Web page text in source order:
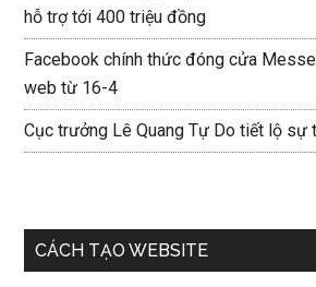
hỗ trợ tới 400 triệu đồng
Facebook chính thức đóng cửa
web từ 16-4
Cục trưởng Lê Quang Tự Do tiết lộ sự
CÁCH TẠO WEBSITE